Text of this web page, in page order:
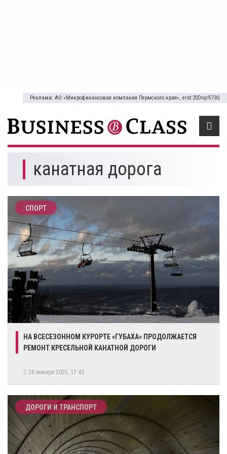
Реклама: АО «Микрофинансовая компания Пермского края», erid:2SDnjcfi73Q
канатная дорога
СПОРТ
НА ВСЕСЕЗОННОМ КУРОРТЕ «ГУБАХА» ПРОДОЛЖАЕТСЯ
РЕМОНТ КРЕСЕЛЬНОЙ КАНАТНОЙ ДОРОГИ
26 января 2025, 17:40
ДОРОГИ И ТРАНСПОРТ